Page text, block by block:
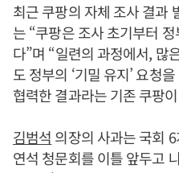
최근 쿠팡의 자체 조사 결과
는 “쿠팡은 조사 초기부터
다”며 “일련의 과정에서, 많
도 정부의 ‘기밀 유지’ 요청
협력한 결과라는 기존 쿠팡
김범석 의장의 사과는 국회
연석 청문회를 이틀 앞두고